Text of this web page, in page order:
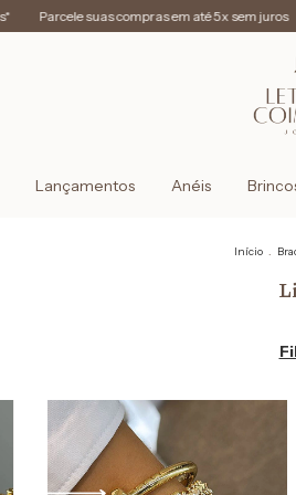
Parcele suas compras em até 5x sem juros
Lançamentos Anéis
Início .